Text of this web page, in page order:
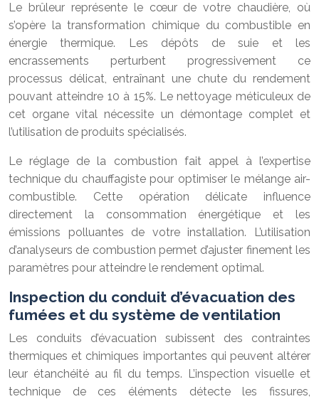
Le brûleur représente le cœur de votre chaudière, où
s’opère la transformation chimique du combustible en
énergie thermique. Les dépôts de suie et les
encrassements perturbent progressivement ce
processus délicat, entraînant une chute du rendement
pouvant atteindre 10 à 15%. Le nettoyage méticuleux de
cet organe vital nécessite un démontage complet et
l’utilisation de produits spécialisés.
Le réglage de la combustion fait appel à l’expertise
technique du chauffagiste pour optimiser le mélange air-
combustible. Cette opération délicate influence
directement la consommation énergétique et les
émissions polluantes de votre installation. L’utilisation
d’analyseurs de combustion permet d’ajuster finement les
paramètres pour atteindre le rendement optimal.
Inspection du conduit d’évacuation des
fumées et du système de ventilation
Les conduits d’évacuation subissent des contraintes
thermiques et chimiques importantes qui peuvent altérer
leur étanchéité au fil du temps. L’inspection visuelle et
technique de ces éléments détecte les fissures,